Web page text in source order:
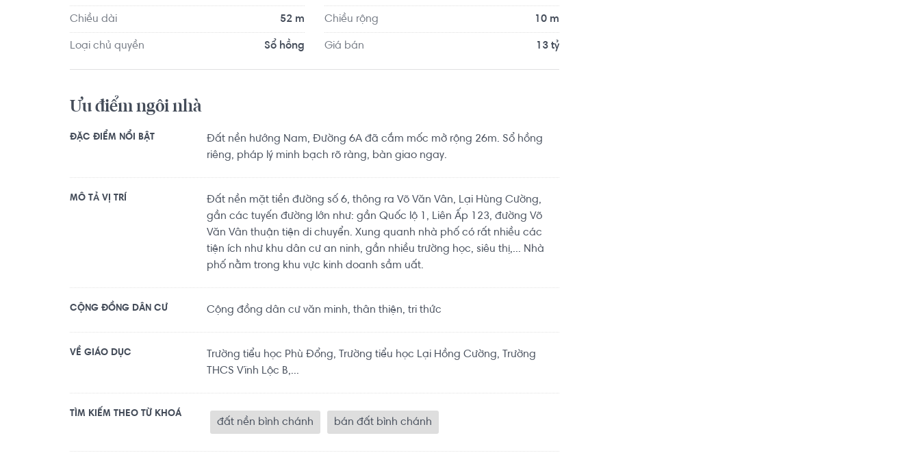
Chiều dài 52 m Chiều rộng 10 m
Loại chủ quyền Sổ hồng Giá bán 13 tỷ
Ưu điểm ngôi nhà
ĐẶC ĐIỂM NỔI BẬT
Đất nền hướng Nam, Đường 6A đã cắm mốc mở rộng 26m. Sổ hồng
riêng, pháp lý minh bạch rõ ràng, bàn giao ngay.
MÔ TẢ VỊ TRÍ
Đất nền mặt tiền đường số 6, thông ra Võ Văn Vân, Lại Hùng Cường,
gần các tuyến đường lớn như: gần Quốc lộ 1, Liên Ấp 123, đường Võ
Văn Vân thuận tiện di chuyển. Xung quanh nhà phố có rất nhiều các
tiện ích như khu dân cư an ninh, gần nhiều trường học, siêu thị,... Nhà
phố nằm trong khu vực kinh doanh sầm uất.
CỘNG ĐỒNG DÂN CƯ Cộng đồng dân cư văn minh, thân thiện, tri thức
VỀ GIÁO DỤC
Trường tiểu học Phù Đổng, Trường tiểu học Lại Hồng Cường, Trường
THCS Vĩnh Lộc B,...
TÌM KIẾM THEO TỪ KHOÁ
đất nền bình chánh bán đất bình chánh